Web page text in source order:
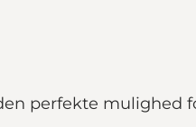
perfekte mulighed